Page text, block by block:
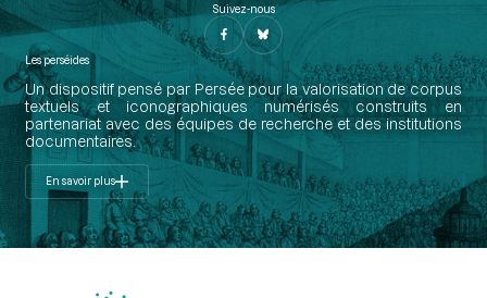
Suivez-nous
Les perséides
Un dispositif pensé par Persée pour la valorisation de corpus
textuels et iconographiques numérisés construits en
partenariat avec des équipes de recherche et des institutions
documentaires.
En savoir plus